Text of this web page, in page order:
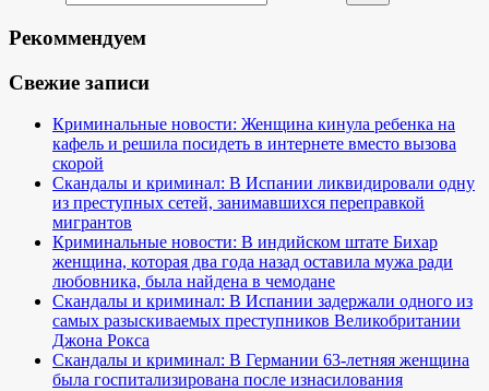
Рекоммендуем
Свежие записи
Криминальные новости: Женщина кинула ребенка на
кафель и решила посидеть в интернете вместо вызова
скорой
Скандалы и криминал: В Испании ликвидировали одну
из преступных сетей, занимавшихся переправкой
мигрантов
Криминальные новости: В индийском штате Бихар
женщина, которая два года назад оставила мужа ради
любовника, была найдена в чемодане
Скандалы и криминал: В Испании задержали одного из
самых разыскиваемых преступников Великобритании
Джона Рокса
Скандалы и криминал: В Германии 63-летняя женщина
была госпитализирована после изнасилования